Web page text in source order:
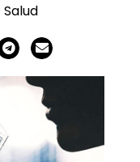
Salud